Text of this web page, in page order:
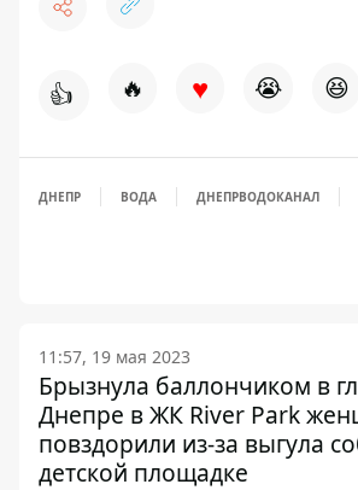
👍 🔥 ♥ 😭 😆
ДНЕПР ВОДА ДНЕПРВОДОКАНАЛ
11:57, 19 мая 2023
Брызнула баллончиком в
Днепре в ЖК River Park
повздорили из-за выгула
детской площадке